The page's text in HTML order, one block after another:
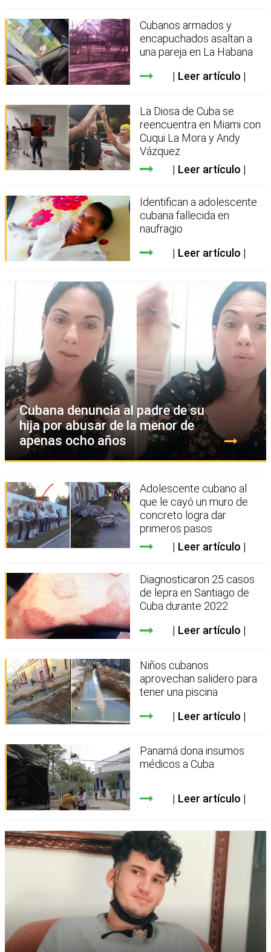
Cubanos armados y
encapuchados asaltan a
una pareja en La Habana
Leer artículo
La Diosa de Cuba se
reencuentra en Miami con
Cuqui La Mora y Andy
Vázquez
Leer artículo
Identifican a adolescente
cubana fallecida en
naufragio
Leer artículo
Cubana denuncia al padre de su
hija por abusar de la menor de
apenas ocho años
Adolescente cubano al
que le cayó un muro de
concreto logra dar
primeros pasos
Leer artículo
Diagnosticaron 25 casos
de lepra en Santiago de
Cuba durante 2022
Leer artículo
Niños cubanos
aprovechan salidero para
tener una piscina
Leer artículo
Panamá dona insumos
médicos a Cuba
Leer artículo